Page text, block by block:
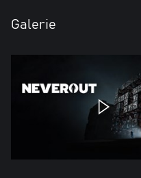
Galerie